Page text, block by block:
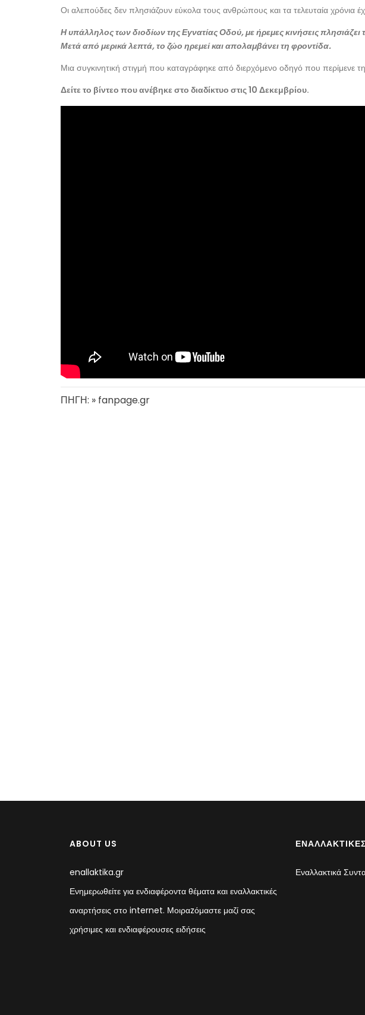
Οι αλεπούδες δεν πλησιάζουν εύκολα τους ανθρώπους και τα τελευταία χρόνια
Η υπάλληλος των διοδίων της Εγνατίας Οδού, με ήρεμες κινήσεις πλησιάζει
Μετά από μερικά λεπτά, το ζώο ηρεμεί και απολαμβάνει τη φροντίδα.
Μια συγκινητική στιγμή που καταγράφηκε από διερχόμενο οδηγό που περίμενε
Δείτε το βίντεο που ανέβηκε στο διαδίκτυο στις 10 Δεκεμβρίου.
ΠΗΓΗ: » fanpage.gr
ABOUT US
enallaktika.gr
Ενημερωθείτε για ενδιαφέροντα θέματα και εναλλακτικές
αναρτήσεις στο internet. Μοιραzόμαστε μαζί σας
χρήσιμες και ενδιαφέρουσες ειδήσεις
Εναλλακτικά